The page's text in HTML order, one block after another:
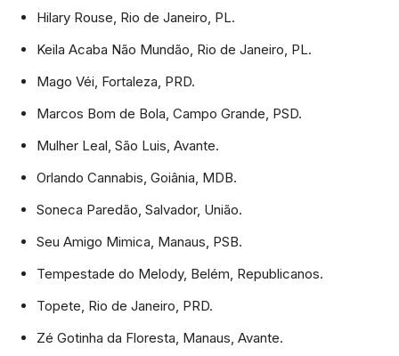
Hilary Rouse, Rio de Janeiro, PL.
Keila Acaba Não Mundão, Rio de Janeiro, PL.
Mago Véi, Fortaleza, PRD.
Marcos Bom de Bola, Campo Grande, PSD.
Mulher Leal, São Luis, Avante.
Orlando Cannabis, Goiânia, MDB.
Soneca Paredão, Salvador, União.
Seu Amigo Mimica, Manaus, PSB.
Tempestade do Melody, Belém, Republicanos.
Topete, Rio de Janeiro, PRD.
Zé Gotinha da Floresta, Manaus, Avante.